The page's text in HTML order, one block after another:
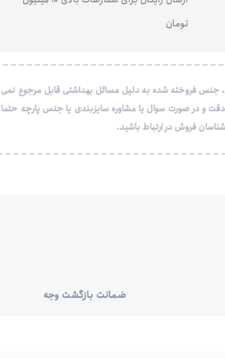
تومان
جنس فروخته شده به دلیل مسائل بهداشتی قابل مرجوع نمی
و در صورت سوال یا مشاوره سایزبندی یا جنس پارچه حتما
فروش در ارتباط باشید.
ضمانت بازگشت وجه